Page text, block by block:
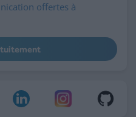
offertes à